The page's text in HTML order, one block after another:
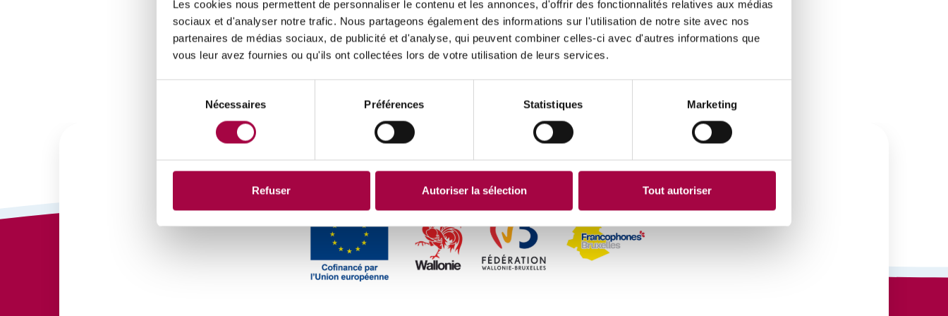
Les cookies nous permettent de personnaliser le contenu et les annonces, d'offrir des fonctionnalités relatives aux médias
sociaux et d'analyser notre trafic. Nous partageons également des informations sur l'utilisation de notre site avec nos
partenaires de médias sociaux, de publicité et d'analyse, qui peuvent combiner celles-ci avec d'autres informations que
vous leur avez fournies ou qu'ils ont collectées lors de votre utilisation de leurs services.
consentement
Nécessaires Préférences Statistiques Marketing
Refuser Autoriser la sélection Tout autoriser